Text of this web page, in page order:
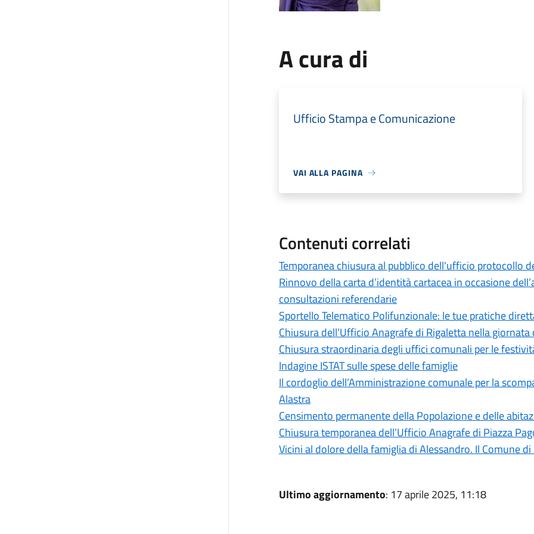
A cura di
Ufficio Stampa e Comunicazione
VAI ALLA PAGINA
Contenuti correlati
Temporanea chiusura al pubblico dell'ufficio protocollo
Rinnovo della carta d’identità cartacea in occasione
consultazioni referendarie
Sportello Telematico Polifunzionale: le tue pratiche
Chiusura dell’Ufficio Anagrafe di Rigaletta nella
Chiusura straordinaria degli uffici comunali per le
Indagine ISTAT sulle spese delle famiglie
Il cordoglio dell’Amministrazione comunale per la
Alastra
Censimento permanente della Popolazione e delle
Chiusura temporanea dell’Ufficio Anagrafe di Piazza
Vicini al dolore della famiglia di Alessandro. Il Comune
Ultimo aggiornamento: 17 aprile 2025, 11:18